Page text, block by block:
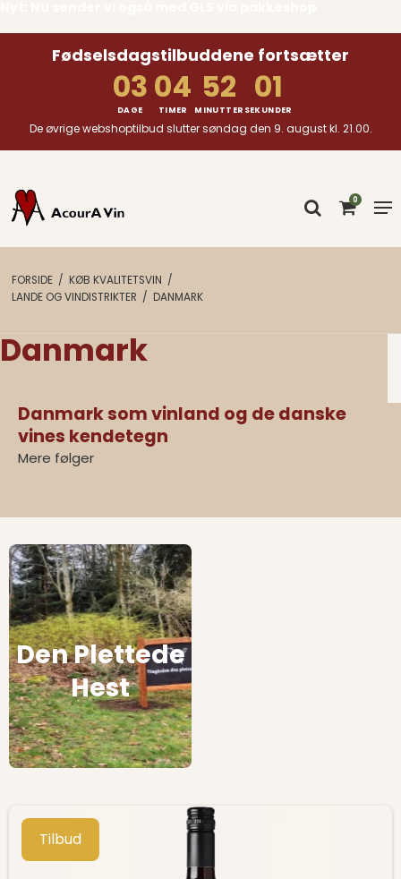
Fødselsdagstilbuddene fortsætter
03
DAGE
04
TIMER
52
MINUTTER
01
SEKUNDER
De øvrige webshoptilbud slutter søndag den 9. august kl. 21.00.
0
FORSIDE / KØB KVALITETSVIN /
LANDE OG VINDISTRIKTER / DANMARK
Danmark
Danmark som vinland og de danske
vines kendetegn
Mere følger
Den Plettede
Hest
Tilbud